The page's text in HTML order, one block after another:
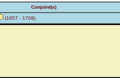
Conjoint(s)
(1657 - 1709)